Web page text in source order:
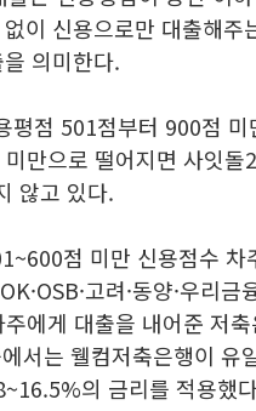
이 신용으로만 대출해
의미한다.
평점 501점부터 900점
만으로 떨어지면 사잇
않고 있다.
점 미만 신용점수
고려·동양·우리
에게 대출을 내어준 저
서는 웰컴저축은행이 유
의 금리를 적용했